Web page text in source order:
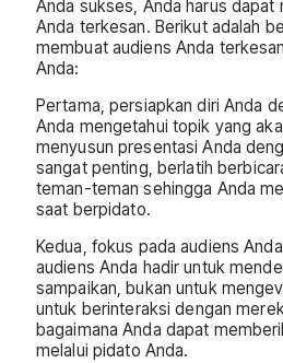
Anda sukses, Anda harus dapat
Anda terkesan. Berikut adalah
membuat audiens Anda
Anda:
Pertama, persiapkan diri Anda
Anda mengetahui topik yang
menyusun presentasi Anda
sangat penting, berlatih
teman-teman sehingga Anda
saat berpidato.
Kedua, fokus pada audiens
audiens Anda hadir untuk
sampaikan, bukan untuk
untuk berinteraksi dengan
bagaimana Anda dapat
melalui pidato Anda.